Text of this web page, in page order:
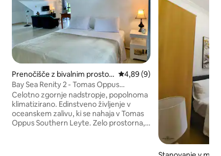
Prenočišče z bivalnim prostor
om v mestu Southern Leyte
Povprečna ocena: 4,89 od 5,
4,89 (9)
Bay Sea Renity 2 - Tomas Oppus
Southern Leyte
Celotno zgornje nadstropje, popolnoma
klimatizirano. Edinstveno življenje v
oceanskem zalivu, ki se nahaja v Tomas
Oppus Southern Leyte. Zelo prostorna,